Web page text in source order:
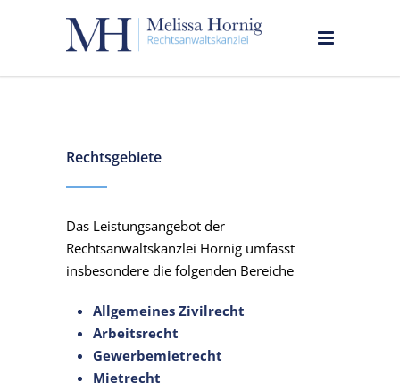
Rechtsgebiete
Das Leistungsangebot der
Rechtsanwaltskanzlei Hornig umfasst
insbesondere die folgenden Bereiche
Allgemeines Zivilrecht
Arbeitsrecht
Gewerbemietrecht
Mietrecht